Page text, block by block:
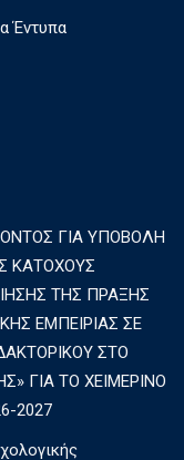
Έντυπα
ΓΙΑ ΥΠΟΒΟΛΗ
ΚΑΤΟΧΟΥΣ
ΤΗΣ ΠΡΑΞΗΣ
ΕΜΠΕΙΡΙΑΣ ΣΕ
ΣΤΟ
ΓΙΑ ΤΟ ΧΕΙΜΕΡΙΝΟ
2027